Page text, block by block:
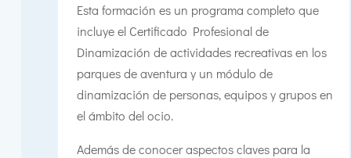
Esta formación es un programa completo que
incluye el Certificado Profesional de
Dinamización de actividades recreativas en los
parques de aventura y un módulo de
dinamización de personas, equipos y grupos en
el ámbito del ocio.
Además de conocer aspectos claves para la